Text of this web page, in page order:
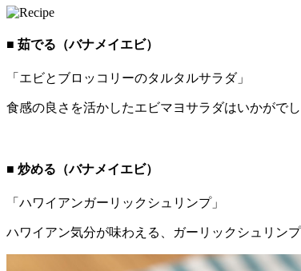
■ 茹でる（バナメイエビ）
「エビとブロッコリーのタルタルサラダ」
食感の良さを活かしたエビマヨサラダはいかが
■ 炒める（バナメイエビ）
「ハワイアンガーリックシュリンプ」
ハワイアン気分が味わえる、ガーリックシュリン